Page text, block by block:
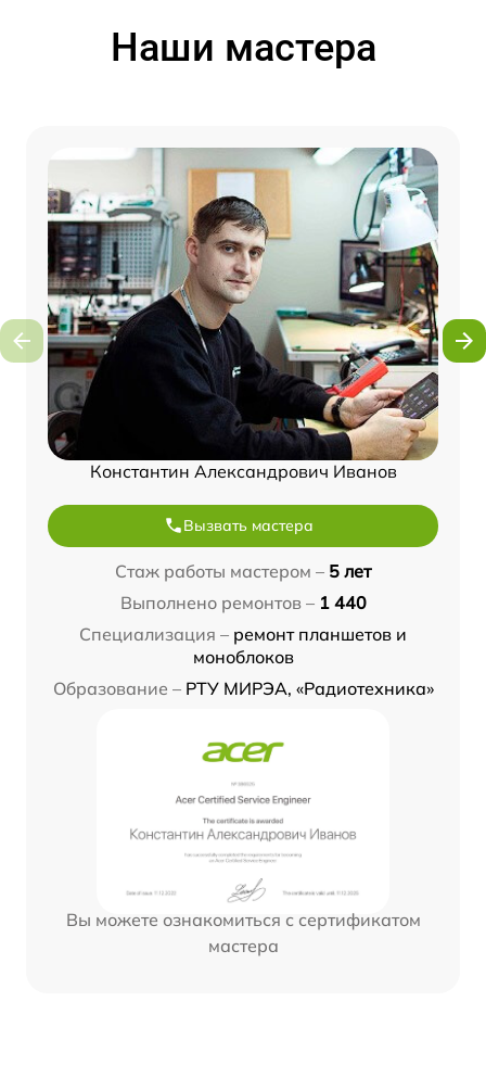
Наши мастера
Константин Александрович Иванов
Вызвать мастера
Стаж работы мастером – 5 лет
Выполнено ремонтов – 1 440
Специализация – ремонт планшетов и
моноблоков
Образование – РТУ МИРЭА, «Радиотехника»
Вы можете ознакомиться с сертификатом
мастера